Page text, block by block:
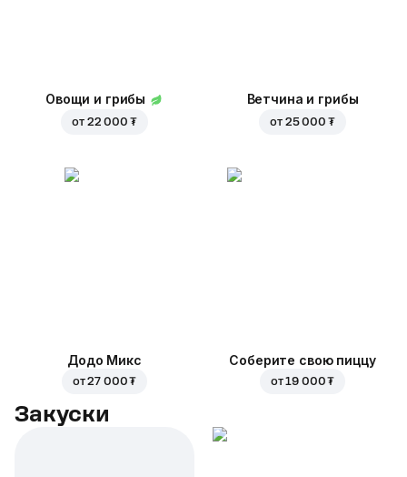
Овощи и грибы
от 22 000 ₮
Ветчина и грибы
от 25 000 ₮
Додо Микс
от27 000 ₮
Соберите свою пиццу
от19 000 ₮
Закуски